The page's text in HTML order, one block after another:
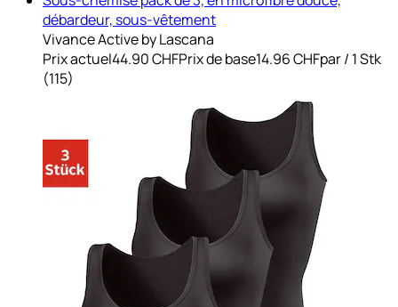
débardeur, sous-vêtement
Vivance Active by Lascana
Prix actuel44.90 CHFPrix de base14.96 CHFpar/ 1 Stk
(115)